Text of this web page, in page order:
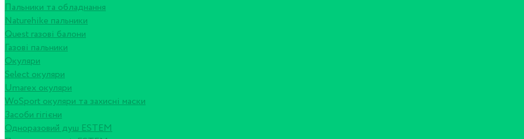
Пальники та обладнання
Naturehike пальники
Quest газові балони
Газові пальники
Окуляри
Select окуляри
Umarex окуляри
WoSport окуляри та захисні маски
Засоби гігієни
Одноразовий душ ESTEM